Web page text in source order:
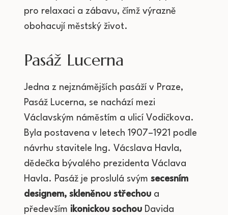
pro relaxaci a zábavu, čímž výrazně
obohacují městský život.
Pasáž Lucerna
Jedna z nejznámějších pasáží v Praze,
Pasáž Lucerna, se nachází mezi
Václavským náměstím a ulicí Vodičkova.
Byla postavena v letech 1907–1921 podle
návrhu stavitele Ing. Vácslava Havla,
dědečka bývalého prezidenta Václava
Havla. Pasáž je proslulá svýmsecesním
designem, skleněnou střechou a
především ikonickou sochou Davida